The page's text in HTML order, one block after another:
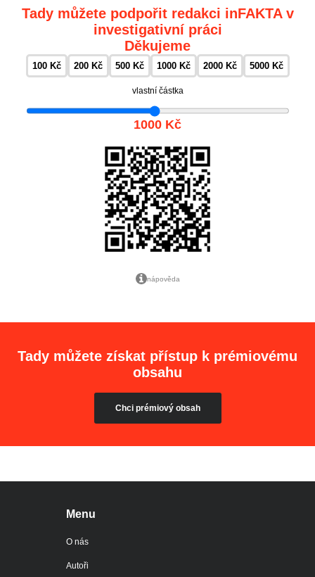
Tady můžete podpořit redakci inFAKTA v
investigativní práci
Děkujeme
100 Kč 200 Kč 500 Kč 1000 Kč 2000 Kč 5000 Kč
vlastní částka
1000 Kč
nápověda
Tady můžete získat přístup k prémiovému
obsahu
Chci prémiový obsah
Menu
O nás
Autoři